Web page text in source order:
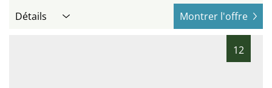
Détails Montrer l'offre
12